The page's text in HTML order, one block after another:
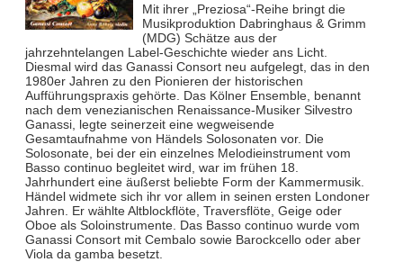
Mit ihrer „Preziosa“-Reihe bringt die
Musikproduktion Dabringhaus & Grimm
(MDG) Schätze aus der
jahrzehntelangen Label-Geschichte wieder ans Licht.
Diesmal wird das Ganassi Consort neu aufgelegt, das in den
1980er Jahren zu den Pionieren der historischen
Aufführungspraxis gehörte. Das Kölner Ensemble, benannt
nach dem venezianischen Renaissance-Musiker Silvestro
Ganassi, legte seinerzeit eine wegweisende
Gesamtaufnahme von Händels Solosonaten vor. Die
Solosonate, bei der ein einzelnes Melodieinstrument vom
Basso continuo begleitet wird, war im frühen 18.
Jahrhundert eine äußerst beliebte Form der Kammermusik.
Händel widmete sich ihr vor allem in seinen ersten Londoner
Jahren. Er wählte Altblockflöte, Traversflöte, Geige oder
Oboe als Soloinstrumente. Das Basso continuo wurde vom
Ganassi Consort mit Cembalo sowie Barockcello oder aber
Viola da gamba besetzt.